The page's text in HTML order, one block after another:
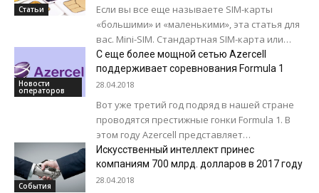
Статьи
Если вы все еще называете SIM-карты
«большими» и «маленькими», эта статья для
вас. Mini-SIM. Стандартная SIM-карта или
mini-SIM имеет размер 25 x 15 x 76...
Новости
операторов
С еще более мощной сетью Azercell
поддерживает соревнования Formula 1
28.04.2018
Вот уже третий год подряд в нашей стране
проводятся престижные гонки Formula 1. В
этом году Azercell представляет
высококачественную систему мобильной
связи для всех...
События
Искусственный интеллект принес
компаниям 700 млрд. долларов в 2017 году
28.04.2018